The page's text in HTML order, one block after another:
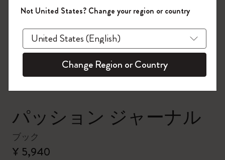
パッション ジャーナル
ブック
¥ 5,940
Moleskineアカウントを作成して限定オフ
ァーや会員特典、さらに多くのインスピ
レーションを手に入れましょう。
今すぐ会員登録 !
Not United States? Change your region or country
Change Region or Country